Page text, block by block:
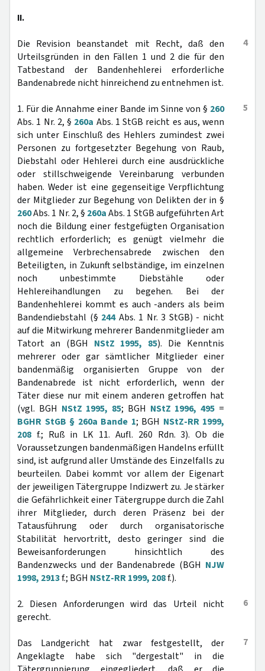
II.
4
Die Revision beanstandet mit Recht, daß den
Urteilsgründen in den Fällen 1 und 2 die für den
Tatbestand der Bandenhehlerei erforderliche
Bandenabrede nicht hinreichend zu entnehmen ist.
5
1. Für die Annahme einer Bande im Sinne von § 260
Abs. 1 Nr. 2, § 260a Abs. 1 StGB reicht es aus, wenn
sich unter Einschluß des Hehlers zumindest zwei
Personen zu fortgesetzter Begehung von Raub,
Diebstahl oder Hehlerei durch eine ausdrückliche
oder stillschweigende Vereinbarung verbunden
haben. Weder ist eine gegenseitige Verpflichtung
der Mitglieder zur Begehung von Delikten der in §
260Abs. 1 Nr. 2, § 260aAbs. 1 StGB aufgeführten Art
noch die Bildung einer festgefügten Organisation
rechtlich erforderlich; es genügt vielmehr die
allgemeine Verbrechensabrede zwischen den
Beteiligten, in Zukunft selbständige, im einzelnen
noch unbestimmte Diebstähle oder
Hehlereihandlungen zu begehen. Bei der
Bandenhehlerei kommt es auch -anders als beim
Bandendiebstahl (§ 244Abs. 1 Nr. 3 StGB) - nicht
auf die Mitwirkung mehrerer Bandenmitglieder am
Tatort an (BGH NStZ 1995, 85). Die Kenntnis
mehrerer oder gar sämtlicher Mitglieder einer
bandenmäßig organisierten Gruppe von der
Bandenabrede ist nicht erforderlich, wenn der
Täter diese nur mit einem anderen getroffen hat
(vgl. BGH NStZ 1995, 85; BGH NStZ 1996, 495 =
BGHR StGB § 260a Bande 1; BGH NStZ-RR 1999,
208 f.; Ruß in LK 11. Aufl. 260 Rdn. 3). Ob die
Voraussetzungen bandenmäßigen Handelns erfüllt
sind, ist aufgrund aller Umstände des Einzelfalls zu
beurteilen. Dabei kommt vor allem der Eigenart
der jeweiligen Tätergruppe Indizwert zu. Je stärker
die Gefährlichkeit einer Tätergruppe durch die Zahl
ihrer Mitglieder, durch deren Präsenz bei der
Tatausführung oder durch organisatorische
Stabilität hervortritt, desto geringer sind die
Beweisanforderungen hinsichtlich des
Bandenzwecks und der Bandenabrede (BGH NJW
1998, 2913f.; BGH NStZ-RR 1999, 208f.).
6
2. Diesen Anforderungen wird das Urteil nicht
gerecht.
7
Das Landgericht hat zwar festgestellt, der
Angeklagte habe sich "dergestalt" in die